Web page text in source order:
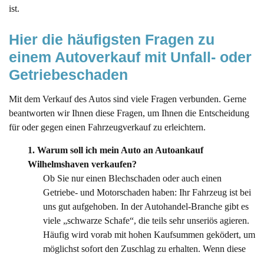
ist.
Hier die häufigsten Fragen zu
einem Autoverkauf mit Unfall- oder
Getriebeschaden
Mit dem Verkauf des Autos sind viele Fragen verbunden. Gerne
beantworten wir Ihnen diese Fragen, um Ihnen die Entscheidung
für oder gegen einen Fahrzeugverkauf zu erleichtern.
1. Warum soll ich mein Auto an Autoankauf
Wilhelmshaven verkaufen?
Ob Sie nur einen Blechschaden oder auch einen
Getriebe- und Motorschaden haben: Ihr Fahrzeug ist bei
uns gut aufgehoben. In der Autohandel-Branche gibt es
viele „schwarze Schafe“, die teils sehr unseriös agieren.
Häufig wird vorab mit hohen Kaufsummen geködert, um
möglichst sofort den Zuschlag zu erhalten. Wenn diese